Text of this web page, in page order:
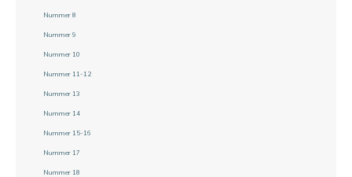
Nummer 8
Nummer 9
Nummer 10
Nummer 11-12
Nummer 13
Nummer 14
Nummer 15-16
Nummer 17
Nummer 18